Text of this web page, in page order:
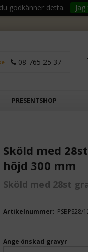
godkänner detta.
08-765 25 37
PRESENTSHOP
Sköld med
höjd 300 mm
Sköld med 28st
Artikelnummer: PSBPS28/
Ange önskad gravyr